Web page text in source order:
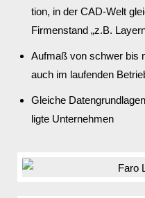
tion, in der CAD-Welt
Firmen­stand „z.B.
Aufmaß von schwer bis
auch im laufenden
Gleiche
ligte Unter­nehmen